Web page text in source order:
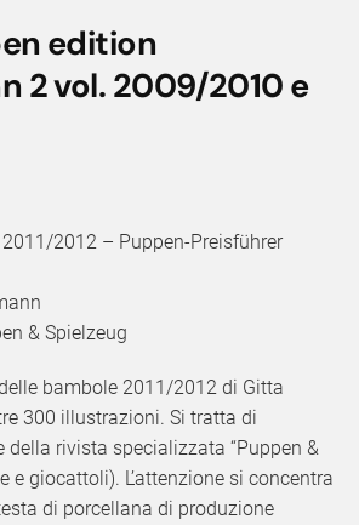
edition
2 vol. 2009/2010 e
2012 – Puppen-Preisführer
& Spielzeug
bambole 2011/2012 di Gitta
300 illustrazioni. Si tratta di
della rivista specializzata “Puppen &
e giocattoli). L’attenzione si concentra
di porcellana di produzione